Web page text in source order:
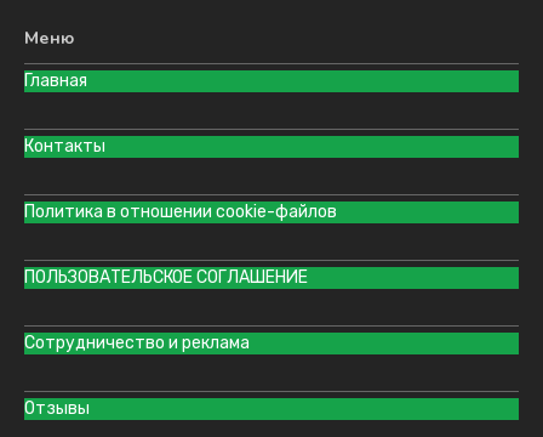
Меню
Главная
Контакты
Политика в отношении cookie-файлов
ПОЛЬЗОВАТЕЛЬСКОЕ СОГЛАШЕНИЕ
Сотрудничество и реклама
Отзывы